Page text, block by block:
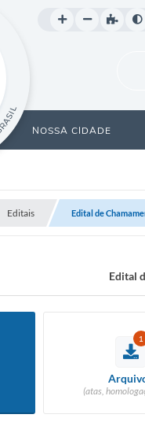
NOSSA CIDADE
Editais Edital de
Edital
1
(atas,